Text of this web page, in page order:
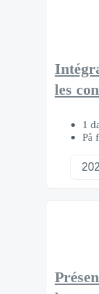
les
1
På